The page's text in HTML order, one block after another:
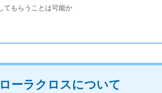
てもらうことは可能か
ーラクロスについて